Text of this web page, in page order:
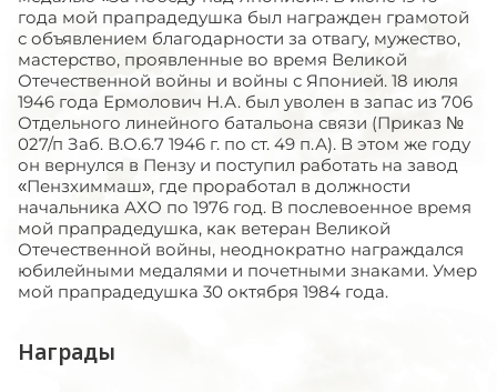
года мой прапрадедушка был награжден грамотой
с объявлением благодарности за отвагу, мужество,
мастерство, проявленные во время Великой
Отечественной войны и войны с Японией. 18 июля
1946 года Ермолович Н.А. был уволен в запас из 706
Отдельного линейного батальона связи (Приказ №
027/п Заб. В.О.6.7 1946 г. по ст. 49 п.А). В этом же году
он вернулся в Пензу и поступил работать на завод
«Пензхиммаш», где проработал в должности
начальника АХО по 1976 год. В послевоенное время
мой прапрадедушка, как ветеран Великой
Отечественной войны, неоднократно награждался
юбилейными медалями и почетными знаками. Умер
мой прапрадедушка 30 октября 1984 года.
Награды